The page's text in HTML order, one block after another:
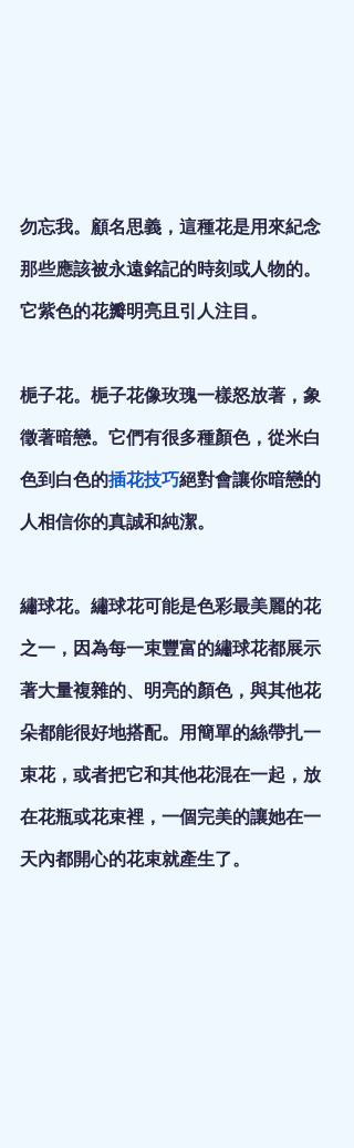
勿忘我。顧名思義，這種花是用來紀念
那些應該被永遠銘記的時刻或人物的。
它紫色的花瓣明亮且引人注目。
梔子花。梔子花像玫瑰一樣怒放著，象
徵著暗戀。它們有很多種顏色，從米白
色到白色的插花技巧絕對會讓你暗戀的
人相信你的真誠和純潔。
繡球花。繡球花可能是色彩最美麗的花
之一，因為每一束豐富的繡球花都展示
著大量複雜的、明亮的顏色，與其他花
朵都能很好地搭配。用簡單的絲帶扎一
束花，或者把它和其他花混在一起，放
在花瓶或花束裡，一個完美的讓她在一
天內都開心的花束就產生了。